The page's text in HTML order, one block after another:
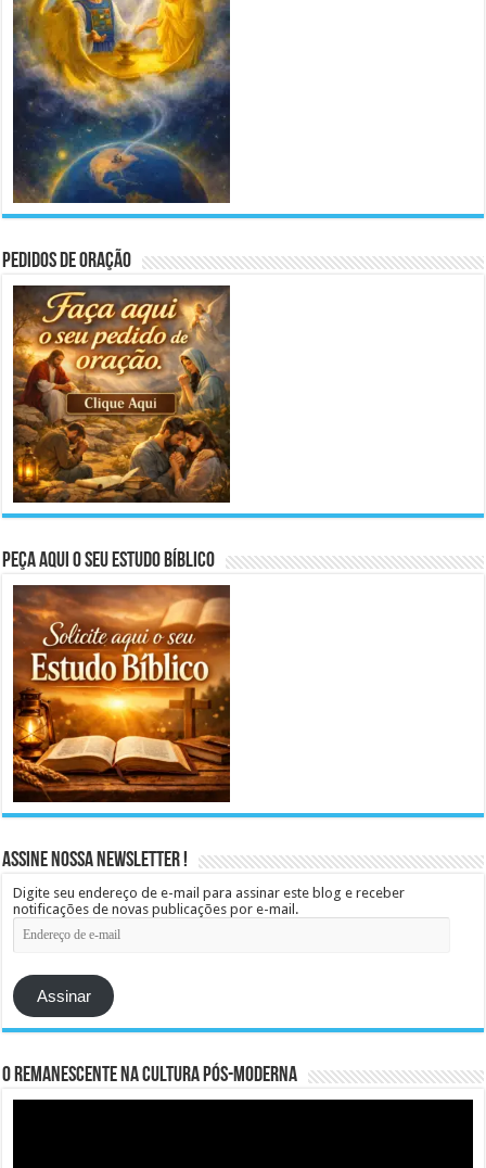
Pedidos de Oração
Peça aqui o seu Estudo Bíblico
Assine Nossa Newsletter !
Digite seu endereço de e-mail para assinar este blog e receber
notificações de novas publicações por e-mail.
Endereço
de
mail
Assinar
O remanescente na cultura pós-moderna